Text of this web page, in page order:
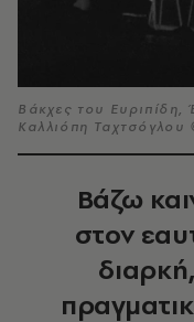
Βάκχες του
Καλλιόπη Ταχτσόγλου
Βάζω
στον